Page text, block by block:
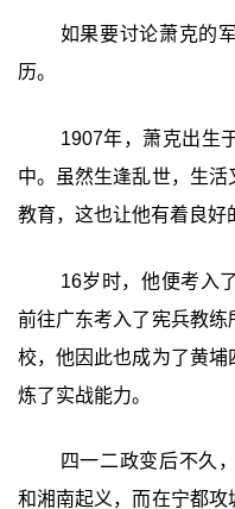
如果要讨论萧克的
历。
1907年，萧克出生
中。虽然生逢乱世，生
教育，这也让他有着良好
16岁时，他便考入
前往广东考入了宪兵教
校，他因此也成为了黄
炼了实战能力。
四一二政变后不久
和湘南起义，而在宁都